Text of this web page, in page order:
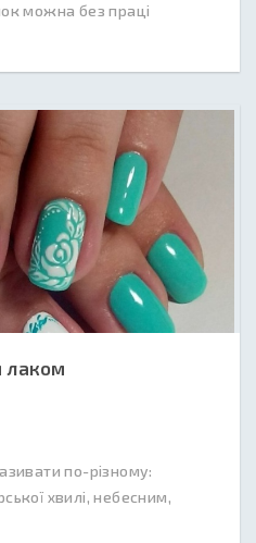
можна без праці
лаком
по-різному:
хвилі, небесним,